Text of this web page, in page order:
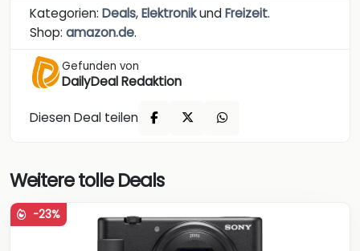
Kategorien: Deals,ElektronikundFreizeit.
Shop: amazon.de.
Gefunden von
DailyDeal Redaktion
Diesen Deal teilen
Weitere tolle Deals
-23%